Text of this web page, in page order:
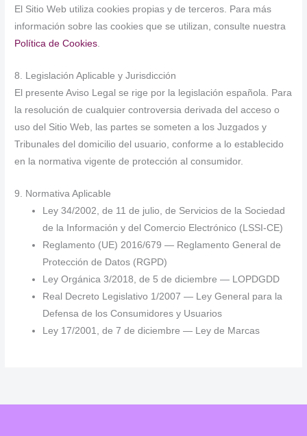
El Sitio Web utiliza cookies propias y de terceros. Para más
información sobre las cookies que se utilizan, consulte nuestra
Política de Cookies
8. Legislación Aplicable y Jurisdicción
El presente Aviso Legal se rige por la legislación española. Para
la resolución de cualquier controversia derivada del acceso o
uso del Sitio Web, las partes se someten a los Juzgados y
Tribunales del domicilio del usuario, conforme a lo establecido
en la normativa vigente de protección al consumidor.
9. Normativa Aplicable
Ley 34/2002, de 11 de julio, de Servicios de la Sociedad
de la Información y del Comercio Electrónico (LSSI-CE)
Reglamento (UE) 2016/679 — Reglamento General de
Protección de Datos (RGPD)
Ley Orgánica 3/2018, de 5 de diciembre — LOPDGDD
Real Decreto Legislativo 1/2007 — Ley General para la
Defensa de los Consumidores y Usuarios
Ley 17/2001, de 7 de diciembre — Ley de Marcas